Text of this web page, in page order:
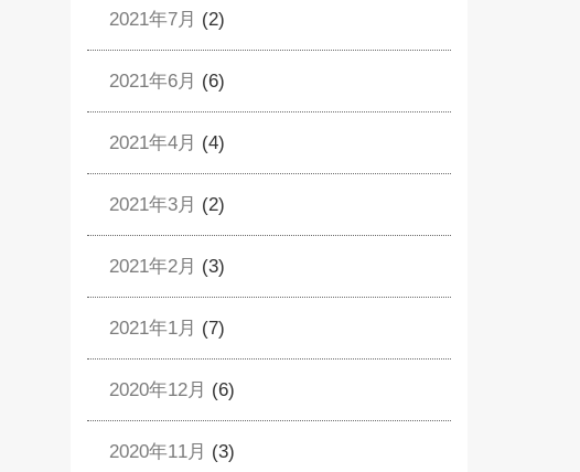
2021年7月 (2)
2021年6月 (6)
2021年4月 (4)
2021年3月 (2)
2021年2月 (3)
2021年1月 (7)
2020年12月 (6)
2020年11月 (3)